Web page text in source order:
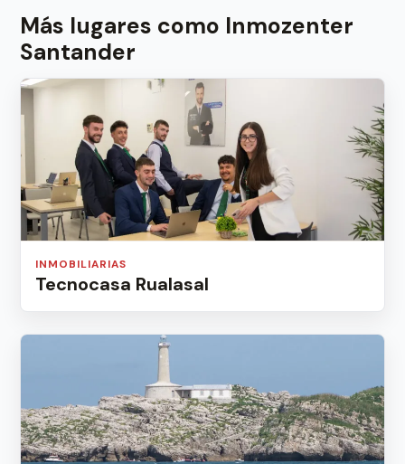
Más lugares como Inmozenter
Santander
INMOBILIARIAS
Tecnocasa Rualasal